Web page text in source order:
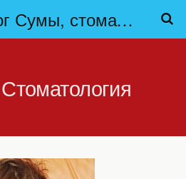
Стоматолог Сумы, стоматологические клиники Сумы, детская стоматология в Сумах. | Частная стоматология Сумы